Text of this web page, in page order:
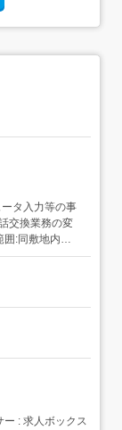
ータ入力等の事
交換業務の変
囲:同敷地内
問～59歳(定年
考><大学卒
ー : 求人ボックス